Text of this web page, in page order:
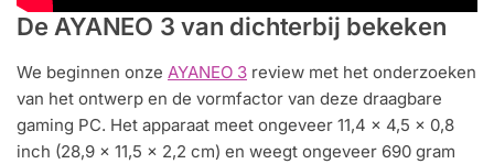
De AYANEO 3 van dichterbij bekeken
We beginnen onze AYANEO 3 review met het onderzoeken
van het ontwerp en de vormfactor van deze draagbare
gaming PC. Het apparaat meet ongeveer 11,4 x 4,5 x 0,8
inch (28,9 x 11,5 x 2,2 cm) en weegt ongeveer 690 gram